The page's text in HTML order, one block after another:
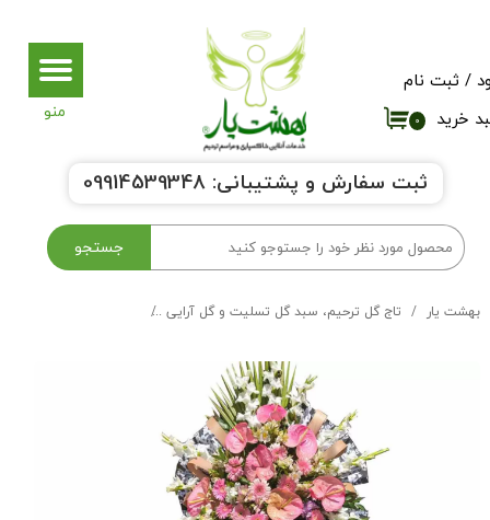
جستجو
۰ خرید
/ ثبت نام
تغییر گذر واژه
خروج از حساب کاربری
ثبت سفارش و پشتیبانی: 09914539348
بهشت یار تاج گل ترحیم، سبد گل تسلیت و گل آرایی